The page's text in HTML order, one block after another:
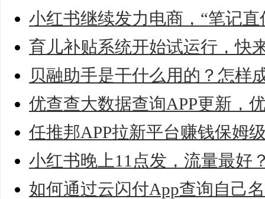
小红书继续发力电商，“笔记
育儿补贴系统开始试运行，快
贝融助手是干什么用的？怎样
优查查大数据查询APP更新，
任推邦APP拉新平台赚钱保姆
小红书晚上11点发，流量最好
如何通过云闪付App查询自己